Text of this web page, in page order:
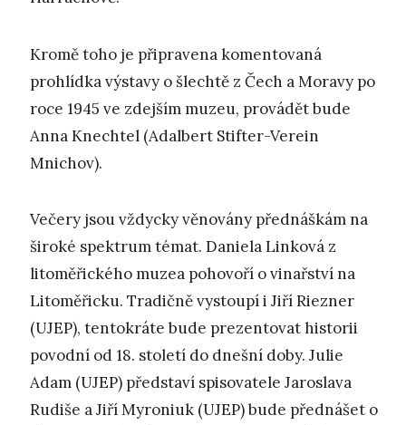
Kromě toho je připravena komentovaná
prohlídka výstavy o šlechtě z Čech a Moravy po
roce 1945 ve zdejším muzeu, provádět bude
Anna Knechtel (Adalbert Stifter-Verein
Mnichov).
Večery jsou vždycky věnovány přednáškám na
široké spektrum témat. Daniela Linková z
litoměřického muzea pohovoří o vinařství na
Litoměřicku. Tradičně vystoupí i Jiří Riezner
(UJEP), tentokráte bude prezentovat historii
povodní od 18. století do dnešní doby. Julie
Adam (UJEP) představí spisovatele Jaroslava
Rudiše a Jiří Myroniuk (UJEP) bude přednášet o